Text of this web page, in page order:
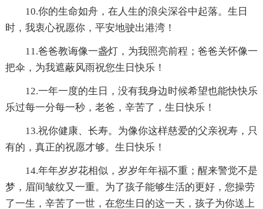
10.你的生命如舟，在人生的浪尖深谷中起落。生日
时，我衷心祝愿你，平安地驶出港湾！
11.爸爸教诲像一盏灯，为我照亮前程；爸爸关怀像一
把伞，为我遮蔽风雨祝您生日快乐！
12.一年一度的生日，没有我身边时候希望也能快快乐
乐过每一分每一秒，老爸，辛苦了，生日快乐！
13.祝你健康、长寿。为像你这样慈爱的父亲祝寿，只
有的，真正的祝愿才够。生日快乐！
14.年年岁岁花相似，岁岁年年福不重；醒来警觉不是
梦，眉间皱纹又一重。为了孩子能够生活的更好，您操劳
了一生，辛苦了一世，在您生日的这一天，孩子为你送上